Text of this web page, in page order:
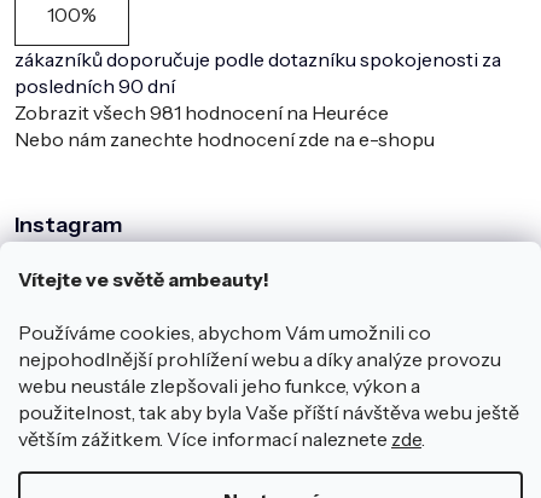
Vítejte ve světě ambeauty!
Používáme cookies, abychom Vám umožnili co
nejpohodlnější prohlížení webu a díky analýze provozu
webu neustále zlepšovali jeho funkce, výkon a
použitelnost, tak aby byla Vaše příští návštěva webu ještě
větším zážitkem. Více informací naleznete zde.
100%
zákazníků doporučuje podle dotazníku spokojenosti za
posledních 90 dní
Zobrazit všech 981 hodnocení na Heuréce
Nebo nám zanechte hodnocení zde na e-shopu
Instagram
Sledovat na Instagramu